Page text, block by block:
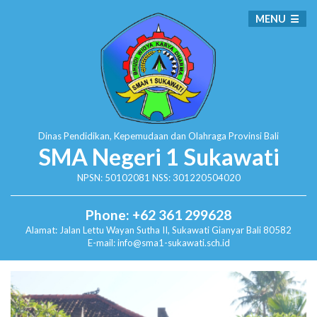
Dinas Pendidikan, Kepemudaan dan Olahraga Provinsi Bali
SMA Negeri 1 Sukawati
NPSN: 50102081 NSS: 301220504020
Phone: +62 361 299628
Alamat: Jalan Lettu Wayan Sutha II, SukawatiGianyar Bali 80582
E-mail: info@sma1-sukawati.sch.id
MENU